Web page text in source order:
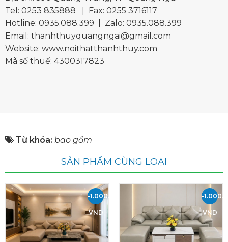
Tel: 0253 835888 | Fax: 0255 3716117
Hotline: 0935.088.399 | Zalo: 0935.088.399
Email: thanhthuyquangngai@gmail.com
Website: www.noithatthanhthuy.com
Mã số thuế: 4300317823
Từ khóa: bao gồm
SẢN PHẨM CÙNG LOẠI
-1.000.000
VND
-
VND